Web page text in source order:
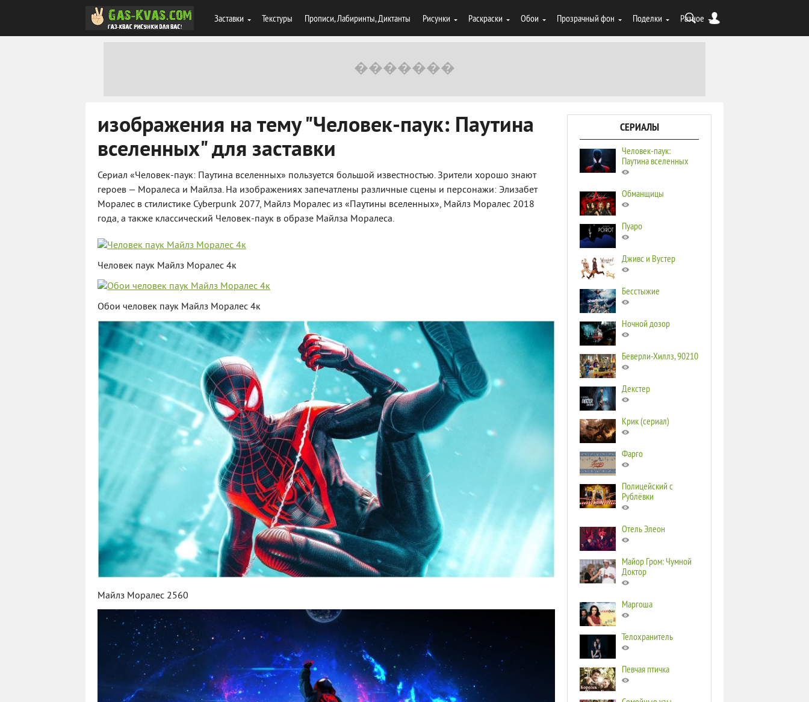
Заставки Текстуры Прописи, Лабиринты, Диктанты Рисунки Раскраски Обои Прозрачный фон Поделки Разное
изображения на тему "Человек-паук: Паутина
вселенных" для заставки
Сериал «Человек-паук: Паутина вселенных» пользуется большой известностью. Зрители хорошо знают
героев — Моралеса и Майлза. На изображениях запечатлены различные сцены и персонажи: Элизабет
Моралес в стилистике Cyberpunk 2077, Майлз Моралес из «Паутины вселенных», Майлз Моралес 2018
года, а также классический Человек-паук в образе Майлза Моралеса.
Человек паук Майлз Моралес 4к
Обои человек паук Майлз Моралес 4к
Майлз Моралес 2560
СЕРИАЛЫ
Человек-паук:
Паутина вселенных
Обманщицы
Пуаро
Дживс и Вустер
Бесстыжие
Ночной дозор
Беверли-Хиллз, 90210
Декстер
Крик (сериал)
Фарго
Полицейский с
Рублёвки
Отель Элеон
Майор Гром: Чумной
Доктор
Маргоша
Телохранитель
Певчая птичка